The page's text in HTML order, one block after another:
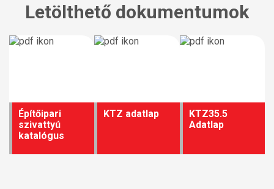
Letölthető dokumentumok
Építőipari
szivattyú
katalógus
KTZ adatlap
KTZ35.5
Adatlap